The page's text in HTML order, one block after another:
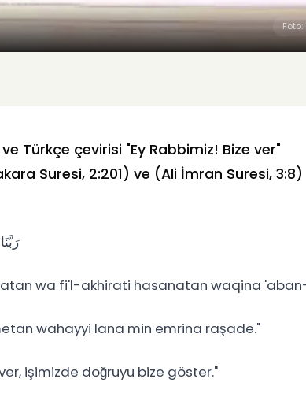
Türkçe çevirisi "Ey Rabbimiz! Bize ver"
Suresi, 2:201) ve (Ali İmran Suresi, 3:8)
wa fi'l-akhirati hasanatan waqina
wahayyi lana min emrina raşade."
işimizde doğruyu bize göster."